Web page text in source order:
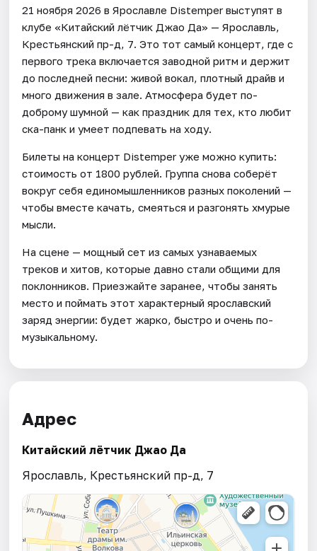
21 ноября 2026 в Ярославле Distemper выступят в
клубе «Китайский лётчик Джао Да» — Ярославль,
Крестьянский пр-д, 7. Это тот самый концерт, где с
первого трека включается заводной ритм и держит
до последней песни: живой вокал, плотный драйв и
много движения в зале. Атмосфера будет по-
доброму шумной — как праздник для тех, кто любит
ска-панк и умеет подпевать на ходу.
Билеты на концерт Distemper уже можно купить:
стоимость от 1800 рублей. Группа снова соберёт
вокруг себя единомышленников разных поколений —
чтобы вместе качать, смеяться и разгонять хмурые
мысли.
На сцене — мощный сет из самых узнаваемых
треков и хитов, которые давно стали общими для
поклонников. Приезжайте заранее, чтобы занять
место и поймать этот характерный ярославский
заряд энергии: будет жарко, быстро и очень по-
музыкальному.
Адрес
Китайский лётчик Джао Да
Ярославль, Крестьянский пр-д, 7